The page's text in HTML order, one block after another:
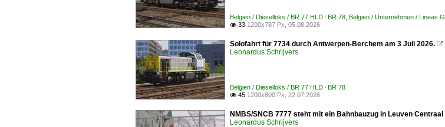
Belgien / Dieselloks / BR 77 HLD · BR 78 Belgien / Unternehmen / Lineas
 33 1200x787 Px, 05.08.2026
Solofahrt für 7734 durch Antwerpen-Berchem am 3 Juli 2026. 
Leonardus Schrijvers
Belgien / Dieselloks / BR 77 HLD · BR 78
 45 1200x800 Px, 22.07.2026
NMBS/SNCB 7777 steht mit ein Bahnbauzug in Leuven
Leonardus Schrijvers